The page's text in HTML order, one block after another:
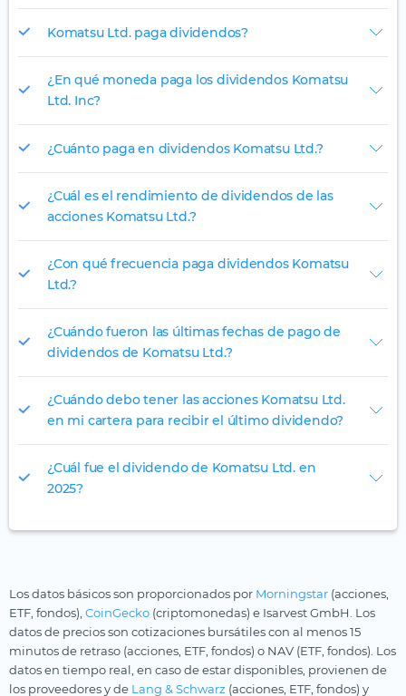
Komatsu Ltd. paga dividendos?
¿En qué moneda paga los dividendos Komatsu
Ltd. Inc?
¿Cuánto paga en dividendos Komatsu Ltd.?
¿Cuál es el rendimiento de dividendos de las
acciones Komatsu Ltd.?
¿Con qué frecuencia paga dividendos Komatsu
Ltd.?
¿Cuándo fueron las últimas fechas de pago de
dividendos de Komatsu Ltd.?
¿Cuándo debo tener las acciones Komatsu Ltd.
en mi cartera para recibir el último dividendo?
¿Cuál fue el dividendo de Komatsu Ltd. en
2025?
Los datos básicos son proporcionados por Morningstar (acciones,
ETF, fondos), CoinGecko (criptomonedas) e Isarvest GmbH. Los
datos de precios son cotizaciones bursátiles con al menos 15
minutos de retraso (acciones, ETF, fondos) o NAV (ETF, fondos). Los
datos en tiempo real, en caso de estar disponibles, provienen de
los proveedores y de Lang & Schwarz (acciones, ETF, fondos) y